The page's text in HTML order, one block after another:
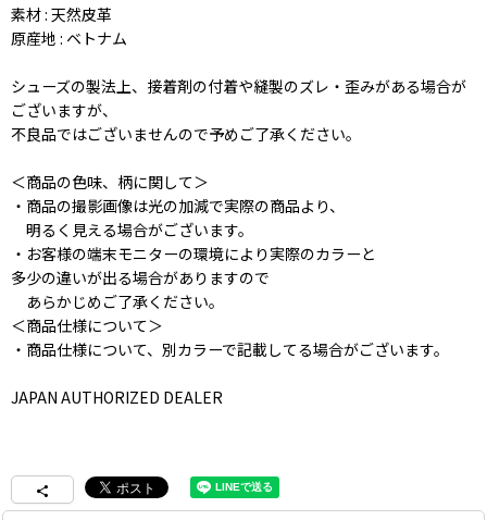
素材 : 天然皮革
原産地 : ベトナム
シューズの製法上、接着剤の付着や縫製のズレ・歪みがある場合が
ございますが、
不良品ではございませんので予めご了承ください。
＜商品の色味、柄に関して＞
・商品の撮影画像は光の加減で実際の商品より、
明るく見える場合がございます。
・お客様の端末モニターの環境により実際のカラーと
多少の違いが出る場合がありますので
あらかじめご了承ください。
＜商品仕様について＞
・商品仕様について、別カラーで記載してる場合がございます。
JAPAN AUTHORIZED DEALER